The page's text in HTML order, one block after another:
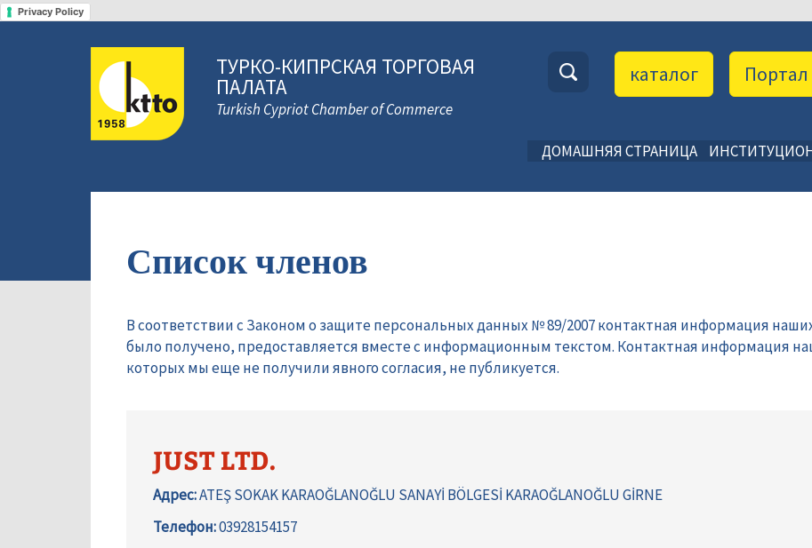
Privacy Policy
ТУРКО-КИПРСКАЯ ТОРГОВАЯ
ПАЛАТА
Turkish Cypriot Chamber of Commerce
Портал
каталог
ДОМАШНЯЯ СТРАНИЦА
Список членов
В соответствии с Законом о защите персональных данных № 89/2007 контактная информация
было получено, предоставляется вместе с информационным текстом. Контактная информация
которых мы еще не получили явного согласия, не публикуется.
JUST LTD.
Адрес:ATEŞ SOKAK KARAOĞLANOĞLU SANAYİ BÖLGESİ KARAOĞLANOĞLU GİRNE
Телефон:03928154157